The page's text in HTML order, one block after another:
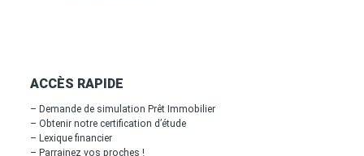
ACCÈS RAPIDE
– Demande de simulation Prêt Immobilier
– Obtenir notre certification d’étude
– Lexique financier
– Parrainez vos proches !